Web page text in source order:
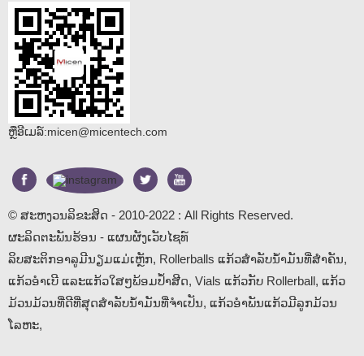
ຫຼືອີເມລ໌:micen@micentech.com
© ສະຫງວນລິຂະສິດ - 2010-2022 : All Rights Reserved.
ຜະລິດຕະພັນຮ້ອນ - ແຜນຜັງເວັບໄຊທ໌
ລິບສະຕິກອາລູມີນຽມແມ່ເຫຼັກ, Rollerballs ແກ້ວສໍາລັບນ້ໍາມັນທີ່ສໍາຄັນ,
ແກ້ວອຳເບີ ແລະແກ້ວໃສໆພ້ອມປ້ຳສີດ, Vials ແກ້ວກັບ Rollerball, ແກ້ວ
ມ້ວນມ້ວນທີ່ດີທີ່ສຸດສໍາລັບນ້ໍາມັນທີ່ຈໍາເປັນ, ແກ້ວອໍາພັນແກ້ວມີລູກມ້ວນ
ໂລຫະ,